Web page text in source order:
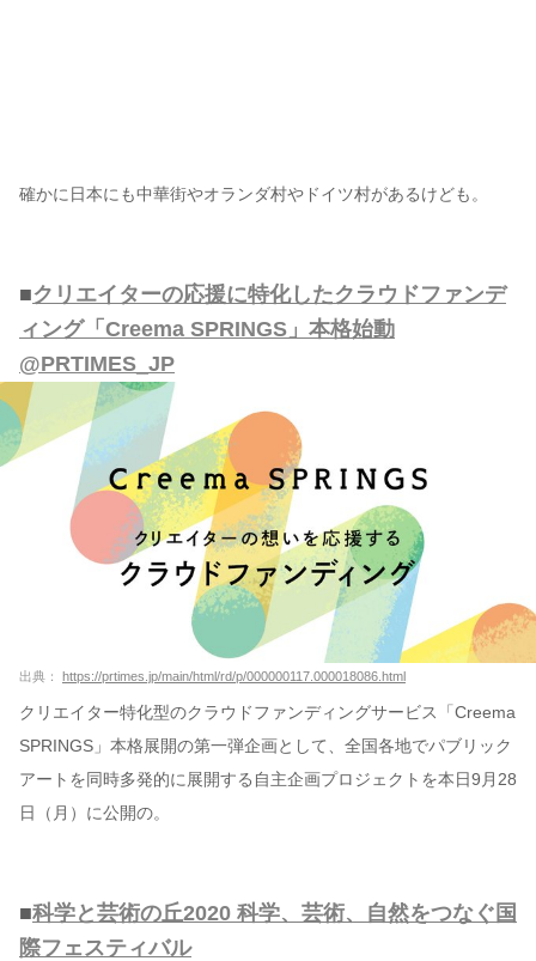
確かに日本にも中華街やオランダ村やドイツ村があるけども。
■クリエイターの応援に特化したクラウドファンデ
ィング「Creema SPRINGS」本格始動
@PRTIMES_JP
出典： https://prtimes.jp/main/html/rd/p/000000117.000018086.html
クリエイター特化型のクラウドファンディングサービス「Creema
SPRINGS」本格展開の第一弾企画として、全国各地でパブリック
アートを同時多発的に展開する自主企画プロジェクトを本日9月28
日（月）に公開の。
■科学と芸術の丘2020 科学、芸術、自然をつなぐ国
際フェスティバル